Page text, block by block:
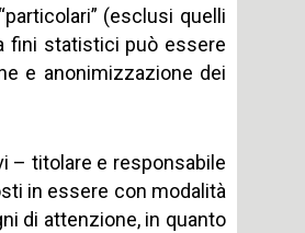
(esclusi quelli
fini statistici può essere
e anonimizzazione dei
– titolare e responsabile
in essere con modalità
di attenzione, in quanto